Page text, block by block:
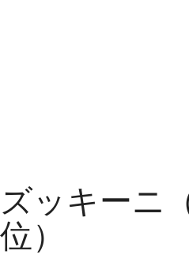
ズッキーニ
位）